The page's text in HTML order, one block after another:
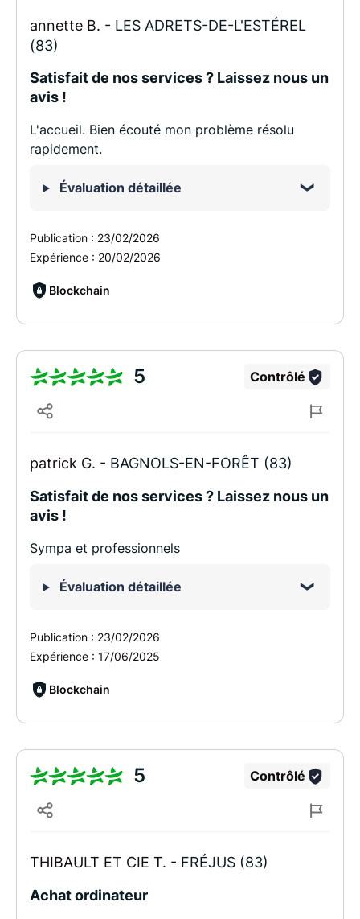
annette B. - LES ADRETS-DE-L'ESTÉREL
(83)
Satisfait de nos services ? Laissez nous un
avis !
L'accueil. Bien écouté mon problème résolu
rapidement.
Évaluation détaillée
Publication : 23/02/2026
Expérience : 20/02/2026
Blockchain
5 Contrôlé
patrick G. - BAGNOLS-EN-FORÊT (83)
Satisfait de nos services ? Laissez nous un
avis !
Sympa et professionnels
Évaluation détaillée
Publication : 23/02/2026
Expérience : 17/06/2025
Blockchain
5 Contrôlé
THIBAULT ET CIE T. - FRÉJUS (83)
Achat ordinateur